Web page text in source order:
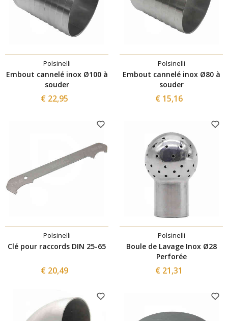
Polsinelli
Embout cannelé inox Ø100 à
souder
€ 22,95
Polsinelli
Embout cannelé inox Ø80 à
souder
€ 15,16
Polsinelli
Clé pour raccords DIN 25-65
€ 20,49
Polsinelli
Boule de Lavage Inox Ø28
Perforée
€ 21,31